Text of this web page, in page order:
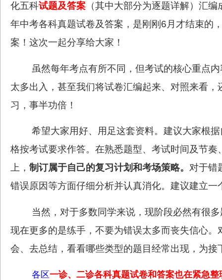
化五科试题及答案 （其中大部分为逐题详解）汇编
年中考各科真题试卷及答案，是刚刚 6 月才结束的
案！这次一起分享给大家！
虽然每年考点有所不同，但考试的核心重点
太多出入，甚至我们将试卷汇编起来、对照来看
习，事半功倍！
希望大家用好、用足这套资料。建议大家根
格按考试要求作答。在熟悉题型、考试时间及节
上， 制订属于自己的复习计划和考场策略。 对于错
错误原因等方面仔细分析并认真消化。建议建立
当然，对于多数同学来说，现阶段必然有很
现在更多的是练手，不要为错误太多而丧失信心
会、去总结，看看哪些类型的题目经常出现，为
各区一诊、二诊各科真题试卷和答案也在紧急整